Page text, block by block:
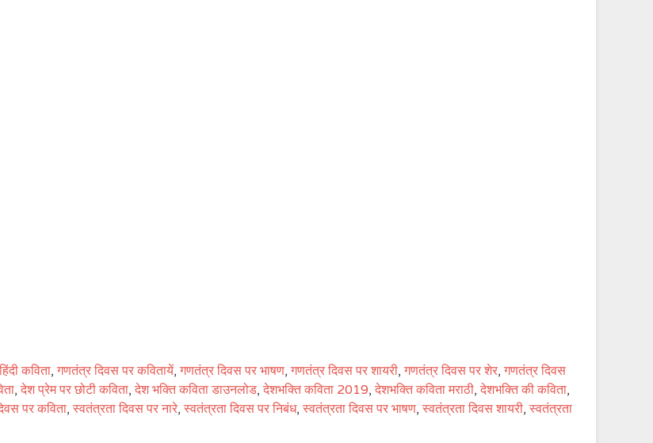
कविता, गणतंत्र दिवस पर कवितायें, गणतंत्र दिवस पर भाषण, गणतंत्र दिवस पर शायरी, गणतंत्र दिवस पर शेर, गणतंत्र दिवस
, देश प्रेम पर छोटी कविता, देश भक्ति कविता डाउनलोड, देशभक्ति कविता 2019, देशभक्ति कविता मराठी, देशभक्ति की कविता,
पर कविता, स्वतंत्रता दिवस पर नारे, स्वतंत्रता दिवस पर निबंध, स्वतंत्रता दिवस पर भाषण, स्वतंत्रता दिवस शायरी, स्वतंत्रता